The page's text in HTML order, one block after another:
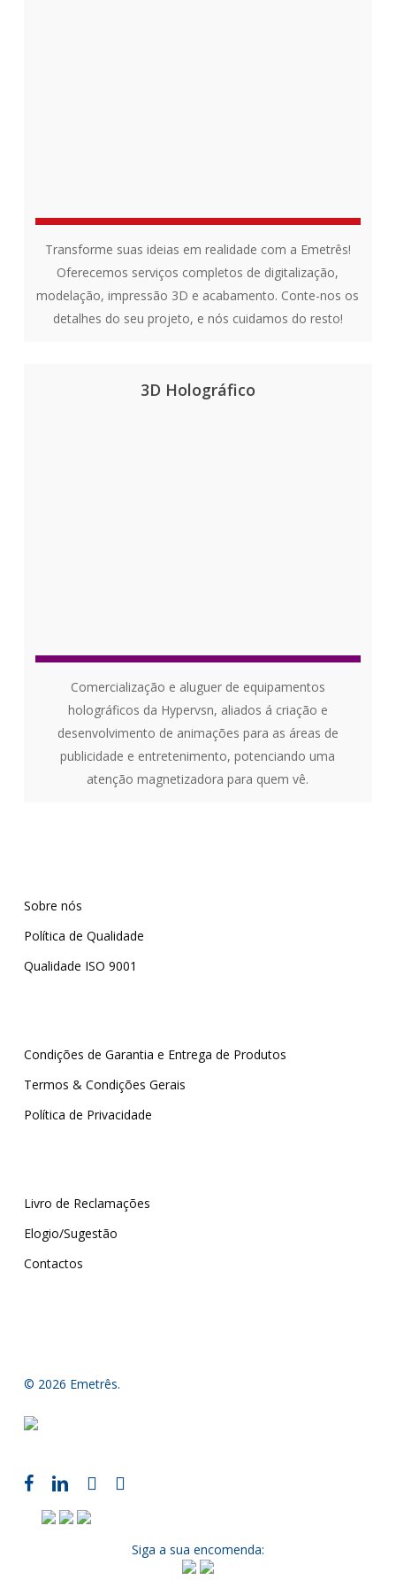
Transforme suas ideias em realidade com a Emetrês!
Oferecemos serviços completos de digitalização,
modelação, impressão 3D e acabamento. Conte-nos os
detalhes do seu projeto, e nós cuidamos do resto!
3D Holográfico
Comercialização e aluguer de equipamentos
holográficos da Hypervsn, aliados á criação e
desenvolvimento de animações para as áreas de
publicidade e entretenimento, potenciando uma
atenção magnetizadora para quem vê.
Sobre nós
Política de Qualidade
Qualidade ISO 9001
Condições de Garantia e Entrega de Produtos
Termos & Condições Gerais
Política de Privacidade
Livro de Reclamações
Elogio/Sugestão
Contactos
© 2026 Emetrês.
Siga a sua encomenda: